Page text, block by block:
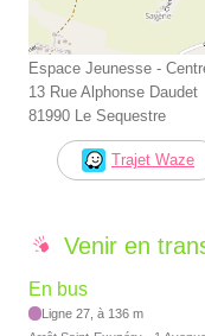
Espace Jeunesse -
13 Rue Alphonse Daudet
81990 Le Sequestre
Trajet Waze
Venir en
En bus
Ligne 27, à 136 m